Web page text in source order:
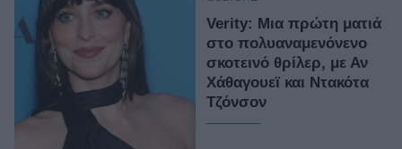
Verity: Mια πρώτη ματιά
στο πολυαναμενόνενο
σκοτεινό θρίλερ, με Αν
Χάθαγουεϊ και Ντακότα
Τζόνσον